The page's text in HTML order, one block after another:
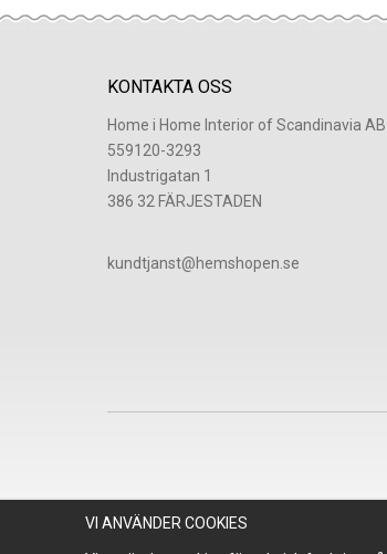
KONTAKTA OSS
Home i Home Interior of Scandinavia AB
559120-3293
Industrigatan 1
386 32 FÄRJESTADEN
​kundtjanst@hemshopen.se
VI ANVÄNDER COOKIES